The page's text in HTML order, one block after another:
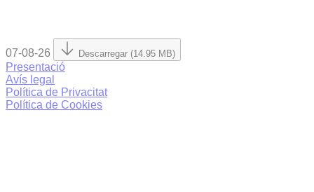
07-08-26 Descarregar (14.95 MB)
Presentació
Avís legal
Política de Privacitat
Política de Cookies